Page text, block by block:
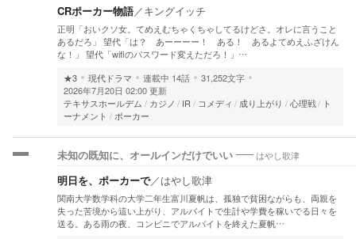
CRポーカー物語／キングイッチ
正明「おいクソ女。てめえむちゃくちゃしてるけどさ。オレに言うこと
あるだろ」 望代「は？ あーーーー！ ある！ あるよてめえふざけん
な！」 望代「wifiのパスワード変えただろ！」…
★3
現代ドラマ 連載中 14話
31,252文字
2026年7月20日 02:00 更新
テキサスホールデム
カジノ IR コメディ 成り上がり 心理戦
ト
ーナメント
ポーカー
未知の既知に、オールインだけでいい はやし歌津
明日を、ポーカーで／はやし歌津
関南大学数学科の大学二年生富川夏帆は、孤独で貧困ながらも、両親を
失った苦境から這い上がり、アルバイトで生計や学費を稼いでる日々を
送る。ある雨の夜、コンビニでアルバイトを終えた夏帆…